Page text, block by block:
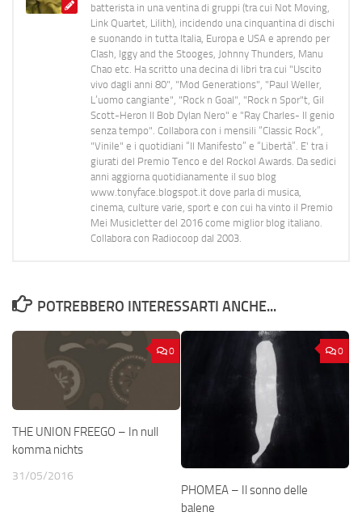
batterista in una ventina di gruppi (tra cui Not Moving,
Link Quartet, Lilith), incidendo una cinquantina di dischi
e suonando in tutta Italia, Europa e USA e aprendo per
Clash, Iggy and the Stooges, Johnny Thunders, Manu
Chao etc. Ha scritto una decina di libri tra cui "Uscito
vivo dagli anni 80", "Mod Generations", "Paul Weller,
L’uomo cangiante", "Rock n Goal", "Rock n Spor"t, Gil
Scott-Heron Il Bob Dylan Nero" e "Ray Charles- Il genio
senza tempo". Collabora con i mensili “Classic Rock”,
"Vinile" e i quotidiani “Il Manifesto” e “Libertà”. E' tra i
giurati del Premio Tenco e del Rockol Awards. Da sedici
anni aggiorna quotidianamente il suo blog
www.tonyface.blogspot.it dove parla di musica,
cinema, culture varie, sport e con cui ha vinto il Premio
Mei Musicletter del 2016 come miglior blog italiano.
Collabora con Radiocoop dal 2003.
POTREBBERO INTERESSARTI ANCHE...
0
THE UNION FREEGO – In null
komma nichts
31/05/2016
0
PHOMEA – Il sonno delle
balene